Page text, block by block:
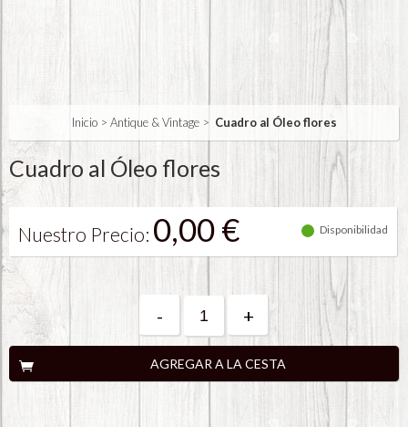
Inicio> Antique & Vintage> Cuadro al Óleo flores
Cuadro al Óleo flores
Nuestro Precio: 0,00 € Disponibilidad
- +
AGREGAR A LA CESTA